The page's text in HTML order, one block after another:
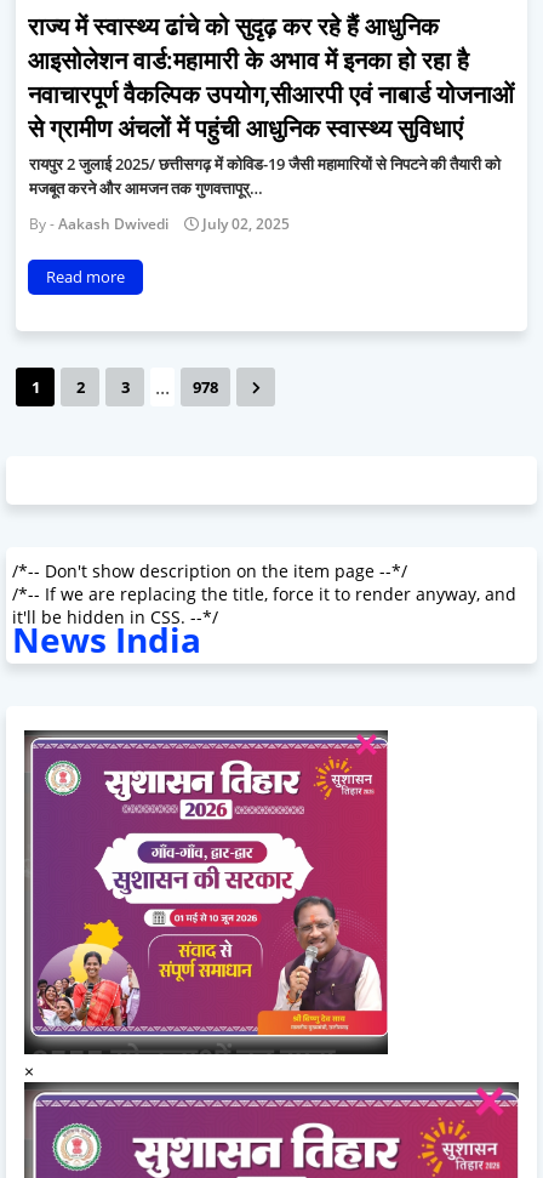
राज्य में स्वास्थ्य ढांचे को सुदृढ़ कर रहे हैं आधुनिक
आइसोलेशन वार्ड:महामारी के अभाव में इनका हो रहा है
नवाचारपूर्ण वैकल्पिक उपयोग,सीआरपी एवं नाबार्ड योजनाओं
से ग्रामीण अंचलों में पहुंची आधुनिक स्वास्थ्य सुविधाएं
रायपुर 2 जुलाई 2025/ छत्तीसगढ़ में कोविड-19 जैसी महामारियों से निपटने की तैयारी को
मजबूत करने और आमजन तक गुणवत्तापूर्…
Aakash Dwivedi July 02, 2025
Read more
1 2 3 ... 978
/*-- Don't show description on the item page --*/
/*-- If we are replacing the title, force it to render anyway, and
it'll be hidden in CSS. --*/
News India
×